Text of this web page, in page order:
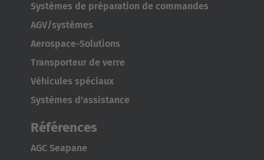
Systèmes de préparation de commandes
AGV/systèmes
Aerospace-Solutions
Transporteur de verre
Véhicules spéciaux
Systèmes d'assistance
Références
AGC Seapane